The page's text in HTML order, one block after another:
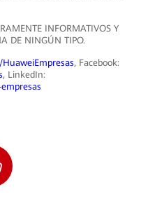
INFORMATIVOS Y
DE NINGÚN TIPO.
, Facebook:
, LinkedIn: